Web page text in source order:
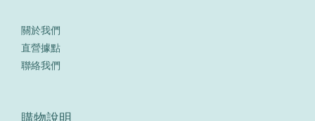
關於我們
直營據點
聯絡我們
購物說明